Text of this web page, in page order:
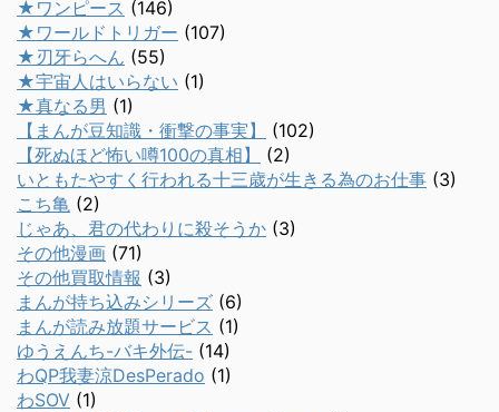
★ワンピース (146)
★ワールドトリガー (107)
★刃牙らへん (55)
★宇宙人はいらない (1)
★真なる男 (1)
【まんが豆知識・衝撃の事実】
(102)
【死ぬほど怖い噂100の真相】
(2)
いともたやすく行われる十三歳が生きる為のお仕事 (3)
こち亀 (2)
じゃあ、君の代わりに殺そうか (3)
その他漫画 (71)
その他買取情報 (3)
まんが持ち込みシリーズ (6)
まんが読み放題サービス (1)
ゆうえんち-バキ外伝- (14)
わQP我妻涼DesPerado (1)
わSOV (1)